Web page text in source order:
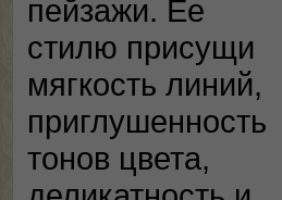
пейзажи. Ее
стилю присущи
мягкость линий,
приглушенность
тонов цвета,